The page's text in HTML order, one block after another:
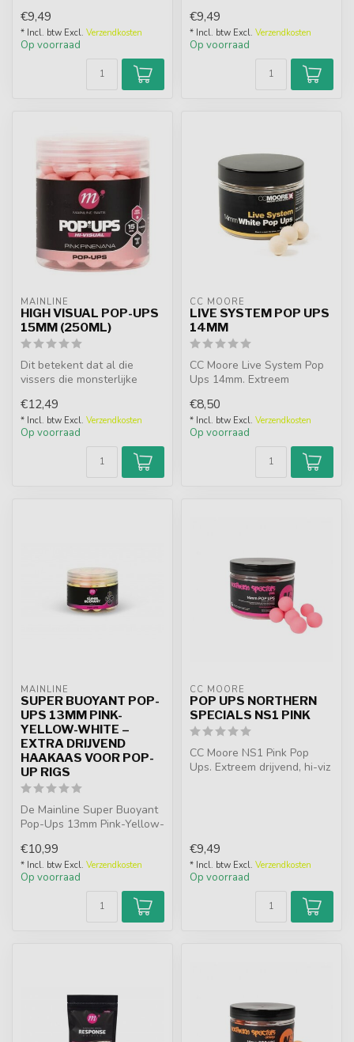
do...
€9,49
* Incl. btw Excl. Verzendkosten
Op voorraad
€9,49
* Incl. btw Excl. Verzendkosten
Op voorraad
MAINLINE
HIGH VISUAL POP-UPS
15MM (250ML)
Dit betekent dat al die
vissers die monsterlijke
gevange...
€12,49
* Incl. btw Excl. Verzendkosten
Op voorraad
CC MOORE
LIVE SYSTEM POP UPS
14MM
CC Moore Live System Pop
Ups 14mm. Extreem
roze, wit...
€8,50
* Incl. btw Excl. Verzendkosten
Op voorraad
MAINLINE
SUPER BUOYANT POP-
UPS 13MM PINK-
YELLOW-WHITE –
EXTRA DRIJVEND
HAAKAAS VOOR POP-
UP RIGS
De Mainline Super Buoyant
Pop-Ups 13mm Pink-Yellow-
ho...
€10,99
* Incl. btw Excl. Verzendkosten
Op voorraad
CC MOORE
POP UPS NORTHERN
SPECIALS NS1 PINK
CC Moore NS1 Pink Pop
Ups. Extreem drijvend, hi-viz
€9,49
* Incl. btw Excl. Verzendkosten
Op voorraad